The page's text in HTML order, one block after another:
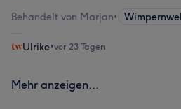
Behandelt von Marjan•
Ulrike•vor 23 Tagen
Mehr anzeigen...